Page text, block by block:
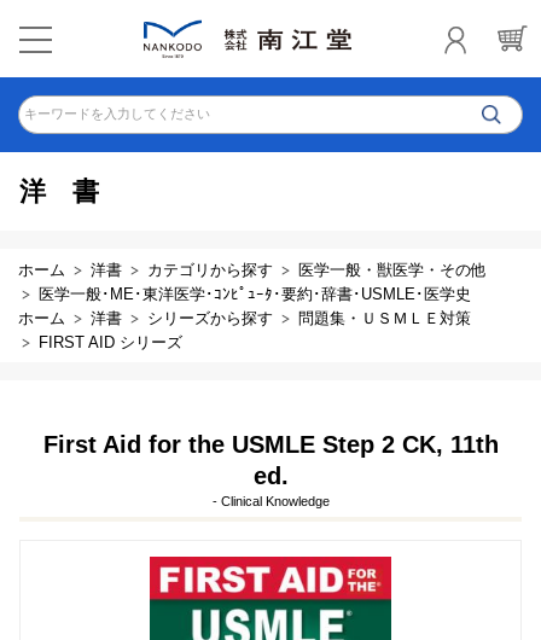
キーワードを入力してください
洋書
ホーム 洋書 カテゴリから探す
医学一般・獣医学・その他
医学一般･ME･東洋医学･ｺﾝﾋﾟｭｰﾀ･要約･辞書･USMLE･医学史
ホーム
洋書 シリーズから探す
問題集・ＵＳＭＬＥ対策
FIRST AID シリーズ
First Aid for the USMLE Step 2 CK, 11th
ed.
- Clinical Knowledge